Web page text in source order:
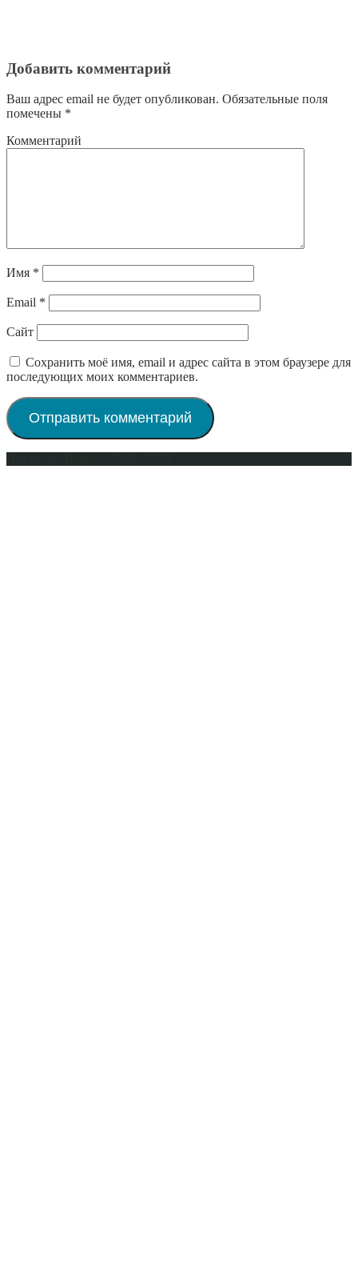
Добавить комментарий
Ваш адрес email не будет опубликован. Обязательные поля
помечены *
Комментарий
Имя *
Email *
Сайт
Сохранить моё имя, email и адрес сайта в этом браузере для
последующих моих комментариев.